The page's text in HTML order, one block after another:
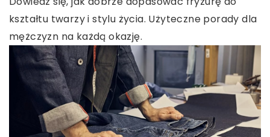
kształtu twarzy i stylu życia. Użyteczne porady dla
mężczyzn na każdą okazję.